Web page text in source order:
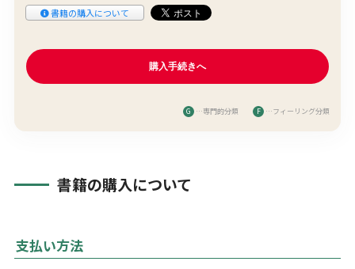
書籍の購入について
G …専門的分類 F …フィーリング分類
書籍の購入について
支払い方法